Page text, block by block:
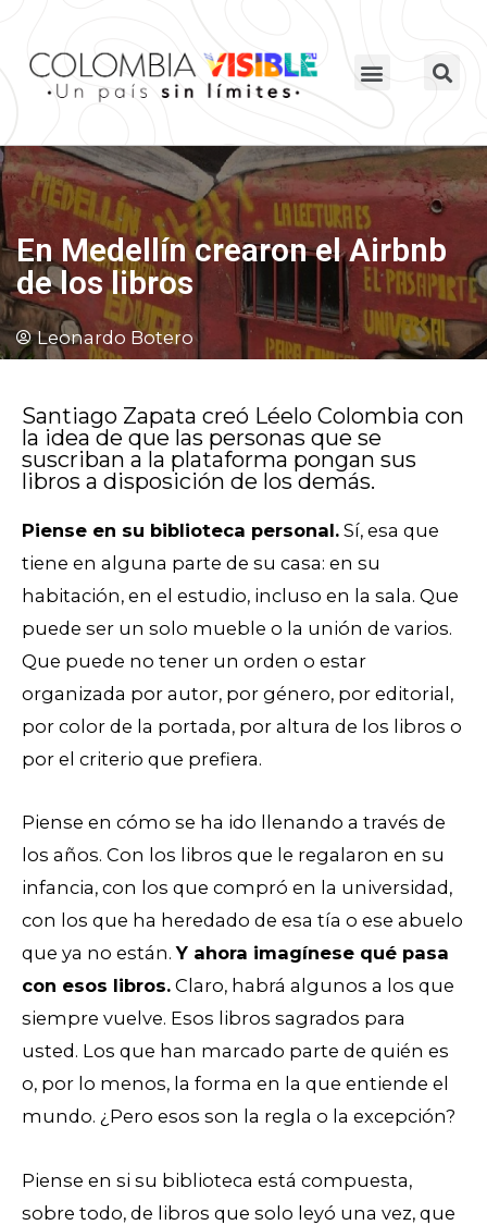
En Medellín crearon el Airbnb
de los libros
Leonardo Botero
Santiago Zapata creó Léelo Colombia con
la idea de que las personas que se
suscriban a la plataforma pongan sus
libros a disposición de los demás.
Piense en su biblioteca personal. Sí, esa que
tiene en alguna parte de su casa: en su
habitación, en el estudio, incluso en la sala. Que
puede ser un solo mueble o la unión de varios.
Que puede no tener un orden o estar
organizada por autor, por género, por editorial,
por color de la portada, por altura de los libros o
por el criterio que prefiera.
Piense en cómo se ha ido llenando a través de
los años. Con los libros que le regalaron en su
infancia, con los que compró en la universidad,
con los que ha heredado de esa tía o ese abuelo
que ya no están.Y ahora imagínese qué pasa
con esos libros. Claro, habrá algunos a los que
siempre vuelve. Esos libros sagrados para
usted. Los que han marcado parte de quién es
o, por lo menos, la forma en la que entiende el
mundo. ¿Pero esos son la regla o la excepción?
Piense en si su biblioteca está compuesta,
sobre todo, de libros que solo leyó una vez, que